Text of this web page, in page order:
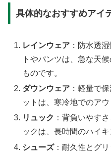
具体的なおすすめアイ
レインウェア ：防水透
トやパンツは、急な天
ものです。
ダウンウェア ：軽量で
ットは、寒冷地でのア
リュック ：背負いやす
ックは、長時間のハイ
シューズ：耐久性とグ